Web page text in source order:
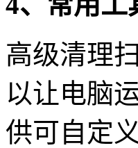
高级清理
以让电脑
供可自定